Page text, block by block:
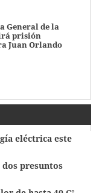
General de la
prisión
Juan Orlando
eléctrica este
presuntos